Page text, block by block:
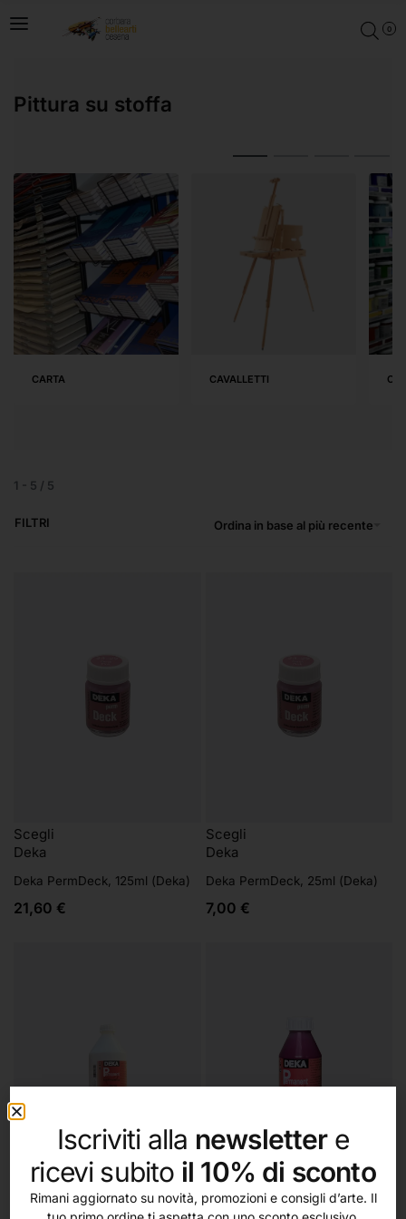
0
Pittura su stoffa
CARTA CAVALLETTI
1 5 / 5
Ordina in base al più recente
FILTRI
Scegli
Deka
Deka PermDeck, 125ml (Deka)
21,60 €
Scegli
Deka
Deka PermDeck, 25ml (Deka)
7,00 €
Aggiungi al carrello
Scegli
Iscriviti alla newslettere
ricevi subito il 10% di sconto
Rimani aggiornato su novità, promozioni e consigli d’arte. Il